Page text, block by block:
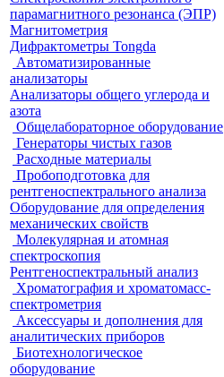
парамагнитного резонанса (ЭПР)
Магнитометрия
Дифрактометры Tongda
Автоматизированные
анализаторы
Анализаторы общего углерода и
азота
Общелабораторное оборудование
Генераторы чистых газов
Расходные материалы
Пробоподготовка для
рентгеноспектрального анализа
Оборудование для определения
механических свойств
Молекулярная и атомная
спектроскопия
Рентгеноспектральный анализ
Хроматография и хроматомасс-
спектрометрия
Аксессуары и дополнения для
аналитических приборов
Биотехнологическое
оборудование